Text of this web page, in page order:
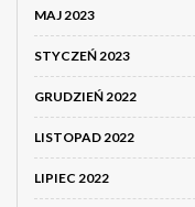
MAJ 2023
STYCZEŃ 2023
GRUDZIEŃ 2022
LISTOPAD 2022
LIPIEC 2022